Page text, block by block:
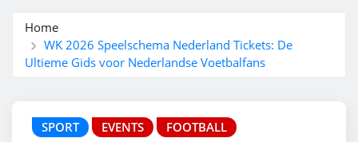
Home
WK 2026 Speelschema Nederland Tickets: De
Ultieme Gids voor Nederlandse Voetbalfans
SPORT EVENTS FOOTBALL